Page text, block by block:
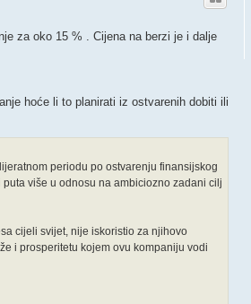
za oko 15 % . Cijena na berzi je i dalje
hoće li to planirati iz ostvarenih dobiti ili
periodu po ostvarenju finansijskog
više u odnosu na ambiciozno zadani cilj
cijeli svijet, nije iskoristio za njihovo
i prosperitetu kojem ovu kompaniju vodi